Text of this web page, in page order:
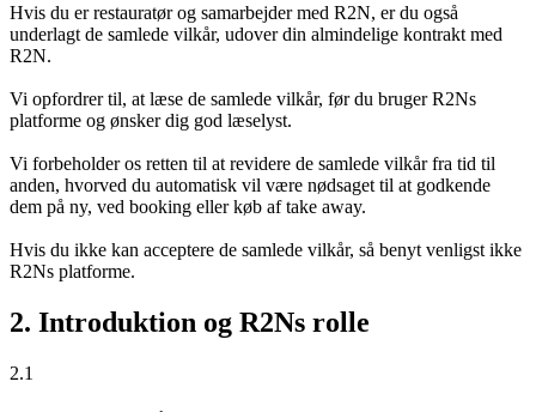
Hvis du er restauratør og samarbejder med R2N, er du også
underlagt de samlede vilkår, udover din almindelige kontrakt med
R2N.
Vi opfordrer til, at læse de samlede vilkår, før du bruger R2Ns
platforme og ønsker dig god læselyst.
Vi forbeholder os retten til at revidere de samlede vilkår fra tid til
anden, hvorved du automatisk vil være nødsaget til at godkende
dem på ny, ved booking eller køb af take away.
Hvis du ikke kan acceptere de samlede vilkår, så benyt venligst ikke
R2Ns platforme.
2. Introduktion og R2Ns rolle
2.1